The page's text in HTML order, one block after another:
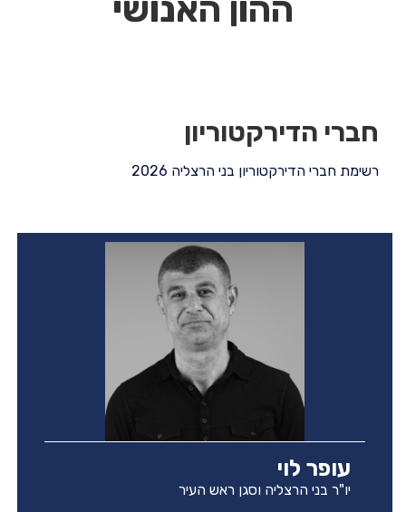
ההון האנושי
חברי הדירקטוריון
רשימת חברי הדירקטוריון בני הרצליה 2026
עופר לוי
יו"ר בני הרצליה וסגן ראש העיר